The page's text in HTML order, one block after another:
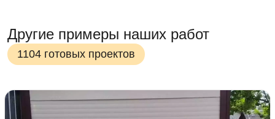
Другие примеры наших работ
1104 готовых проектов